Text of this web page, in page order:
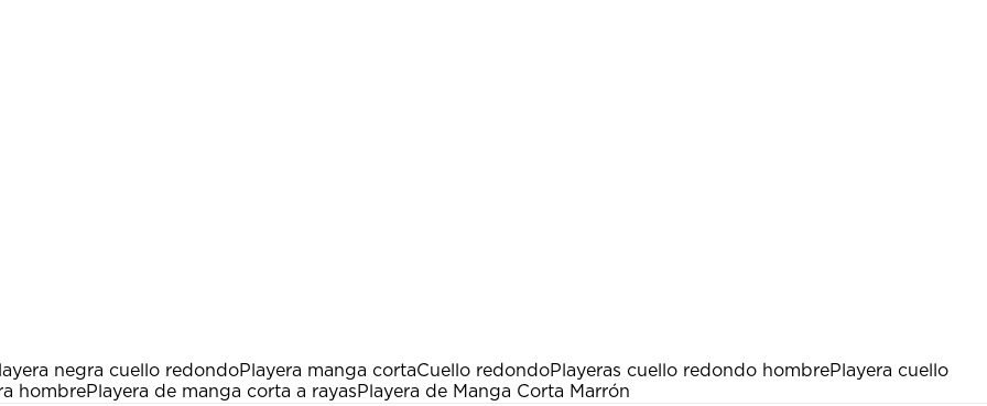
negra cuello redondoPlayera manga cortaCuello redondoPlayeras cuello redondo hombrePlayera cuello
hombrePlayera de manga corta a rayasPlayera de Manga Corta Marrón